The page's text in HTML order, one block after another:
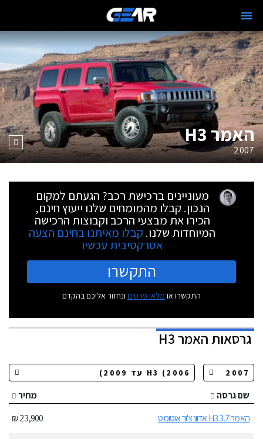
האמר H3
2007
מעוניינים ברכישת רכב? הגעתם למקום
הנכון. קבלו מהמומחים שלנו ייעוץ חינם,
הכירו את מבצעי הרכב וקבוצות הרכישה
המיוחדות שלנו. קבלו מאיתנו בחינם הצעה
אטרקטיבית עכשיו
התקשרו
התקשרו או מלאו פרטים ונחזור אליכם בהקדם
גרסאותהאמר H3
שם גרסה
מחיר
האמר H3 3.7 אדוונצ'ור אוטומט
23,900 ₪